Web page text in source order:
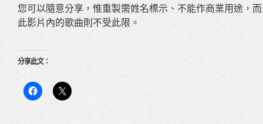
您可以隨意分享，惟重製需姓名標示、不能作商業用途，
此影片內的歌曲則不受此限。
分享此文：